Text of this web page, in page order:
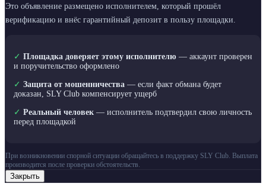
Это объявление размещено исполнителем, который прошёл
верификацию и внёс гарантийный депозит в пользу площадки.
✓ Площадка доверяет этому исполнителю — аккаунт проверен
и поручительство оформлено
✓ Защита от мошенничества — если факт обмана будет
доказан, SLY Club компенсирует ущерб
✓ Реальный человек — исполнитель подтвердил свою личность
перед площадкой
При возникновении спорной ситуации обращайтесь в поддержку SLY Club. Выплата
производится после проверки обстоятельств.
Закрыть